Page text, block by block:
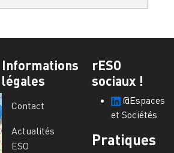
Informations
légales
Contact
Actualités
ESO
rESO
sociaux !
@Espaces
et Sociétés
Pratiques